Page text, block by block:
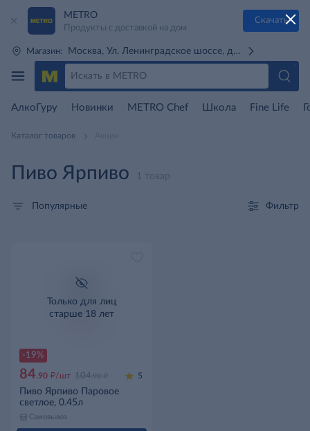
METRO
Продукты с доставкой на дом
Скачать
Магазин: Москва, Ул. Ленинградское шоссе, д. 71Г (м. Речной
АлкоГуру Новинки METRO Chef Школа Fine Life
Каталог товаров
Пиво Ярпиво 1 товар
Популярные Фильтр
-19%
Только для лиц
старше 18 лет
84.90 д/шт 104.90 д 5
Пиво Ярпиво Паровое
светлое, 0.45л
Самовывоз